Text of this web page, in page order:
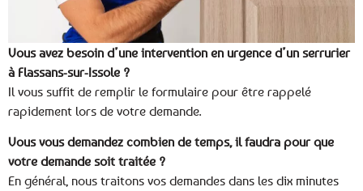
Vous avez besoin d’une intervention en urgence d’un serrurier
à Flassans-sur-Issole ?
Il vous suffit de remplir le formulaire pour être rappelé
rapidement lors de votre demande.
Vous vous demandez combien de temps, il faudra pour que
votre demande soit traitée ?
En général, nous traitons vos demandes dans les dix minutes